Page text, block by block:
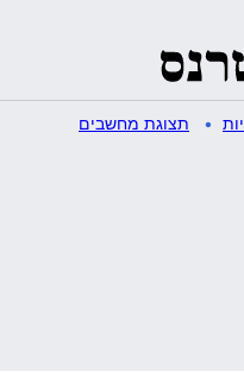
תצוגת מחשבים